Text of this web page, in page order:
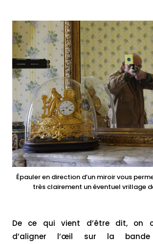
Épauler en direction d’un miroir vous
très clairement un éventuel vrillage
De ce qui vient d’être dit, on
d’aligner l’œil sur la